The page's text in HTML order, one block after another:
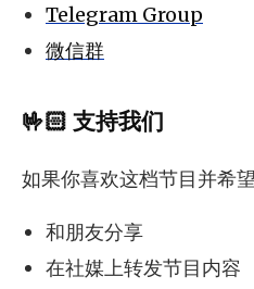
Telegram Group
微信群
🤟🏻 支持我们
如果你喜欢这档节目并希
和朋友分享
在社媒上转发节目内容